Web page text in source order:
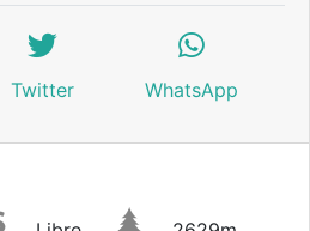
Twitter WhatsApp